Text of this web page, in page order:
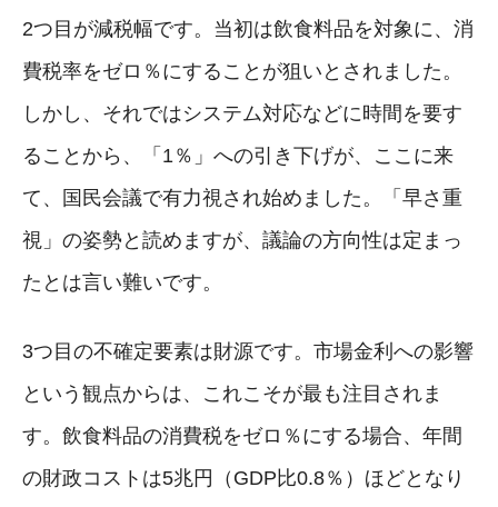
2つ目が減税幅です。当初は飲食料品を対象に、消
費税率をゼロ％にすることが狙いとされました。
しかし、それではシステム対応などに時間を要す
ることから、「1％」への引き下げが、ここに来
て、国民会議で有力視され始めました。「早さ重
視」の姿勢と読めますが、議論の方向性は定まっ
たとは言い難いです。
3つ目の不確定要素は財源です。市場金利への影響
という観点からは、これこそが最も注目されま
す。飲食料品の消費税をゼロ％にする場合、年間
の財政コストは5兆円（GDP比0.8％）ほどとなり